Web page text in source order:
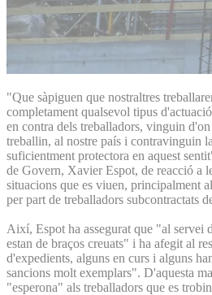
"Que sàpiguen que nostraltres
completament qualsevol tipus
en contra dels treballadors, vinguin
treballin, al nostre país i contravinguin
suficientment protectora en aquest
de Govern, Xavier Espot, de reacció a
situacions que es viuen, principalment
per part de treballadors subcontractats
Així, Espot ha assegurat que "al servei
estan de braços creuats" i ha afegit al
d'expedients, alguns en curs i alguns
sancions molt exemplars". D'aquesta
"esperona" als treballadors que es